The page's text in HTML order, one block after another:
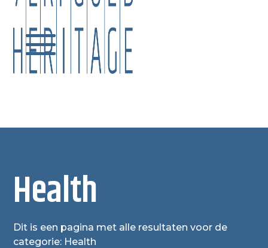
Health
Dit is een pagina met alle resultaten voor de
categorie: Health